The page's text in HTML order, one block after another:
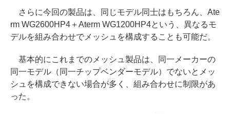
さらに今回の製品は、同じモデル同士はもちろん、Ate
rm WG2600HP4＋Aterm WG1200HP4という、異なるモ
デルを組み合わせでメッシュを構成することも可能だ。
基本的にこれまでのメッシュ製品は、同一メーカーの
同一モデル（同一チップベンダーモデル）でないとメッ
シュを構成できない場合が多く、組み合わせに制限があ
った。